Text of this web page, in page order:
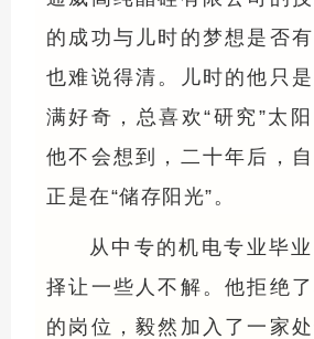
的成功与儿时的梦想是否
也难说得清。儿时的他只
满好奇，总喜欢“研究”太
他不会想到，二十年后，
正是在“储存阳光”。
从中专的机电专业毕
择让一些人不解。他拒绝
的岗位，毅然加入了一家